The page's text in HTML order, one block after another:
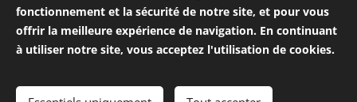
EUR €
CZK Kč
fonctionnement et la sécurité de notre site, et pour vous
offrir la meilleure expérience de navigation. En continuant
à utiliser notre site, vous acceptez l'utilisation de cookies.